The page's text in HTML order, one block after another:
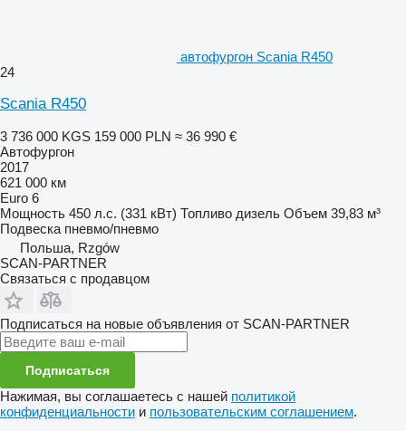
автофургон Scania R450
24
Scania R450
3 736 000 KGS 159 000 PLN ≈ 36 990 €
Автофургон
2017
621 000 км
Euro 6
Мощность 450 л.с. (331 кВт) Топливо дизель Объем 39,83 м³
Подвеска пневмо/пневмо
Польша, Rzgów
SCAN-PARTNER
Связаться с продавцом
Подписаться на новые объявления от SCAN-PARTNER
Подписаться
Нажимая, вы соглашаетесь с нашей политикой
конфиденциальности и пользовательским соглашением.